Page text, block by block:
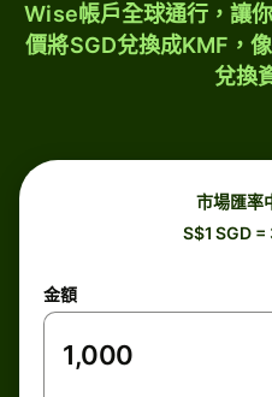
Wise帳戶全球通行，讓
價將SGD兌換成KMF，
兌換
市場匯率
S$1 SGD
金額